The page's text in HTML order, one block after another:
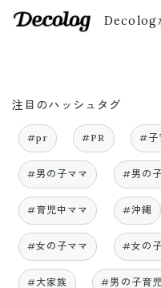
Decolog
注目のハッシュタグ
#pr #PR #子
#男の子ママ #男の
#育児中ママ #沖縄
#女の子ママ #女の
#大家族 #男の子育